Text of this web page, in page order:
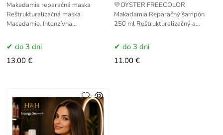
Makadamia reparačná maska
Reštrukturalizačná maska ​​
Macadamia. Intenzívna
vypĺňa a dodáva telu suché a
lámavé
do 3 dni
13.00 €
💛OYSTER FREECOLOR
Makadamia Reparačný šampón
250 ml Reštrukturalizačný a
makadamiovým olejom 🇮🇹 🔹
Popis produktu Makadamia
do 3 dni
11.00 €